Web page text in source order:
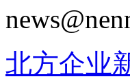
北方企业